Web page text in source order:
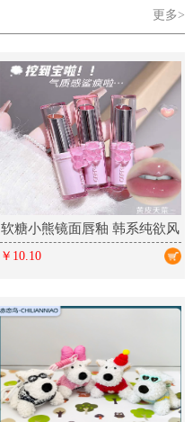
更多>
软糖小熊镜面唇釉 韩系纯欲风
春夏显白少女彩妆口红美妆
￥10.10